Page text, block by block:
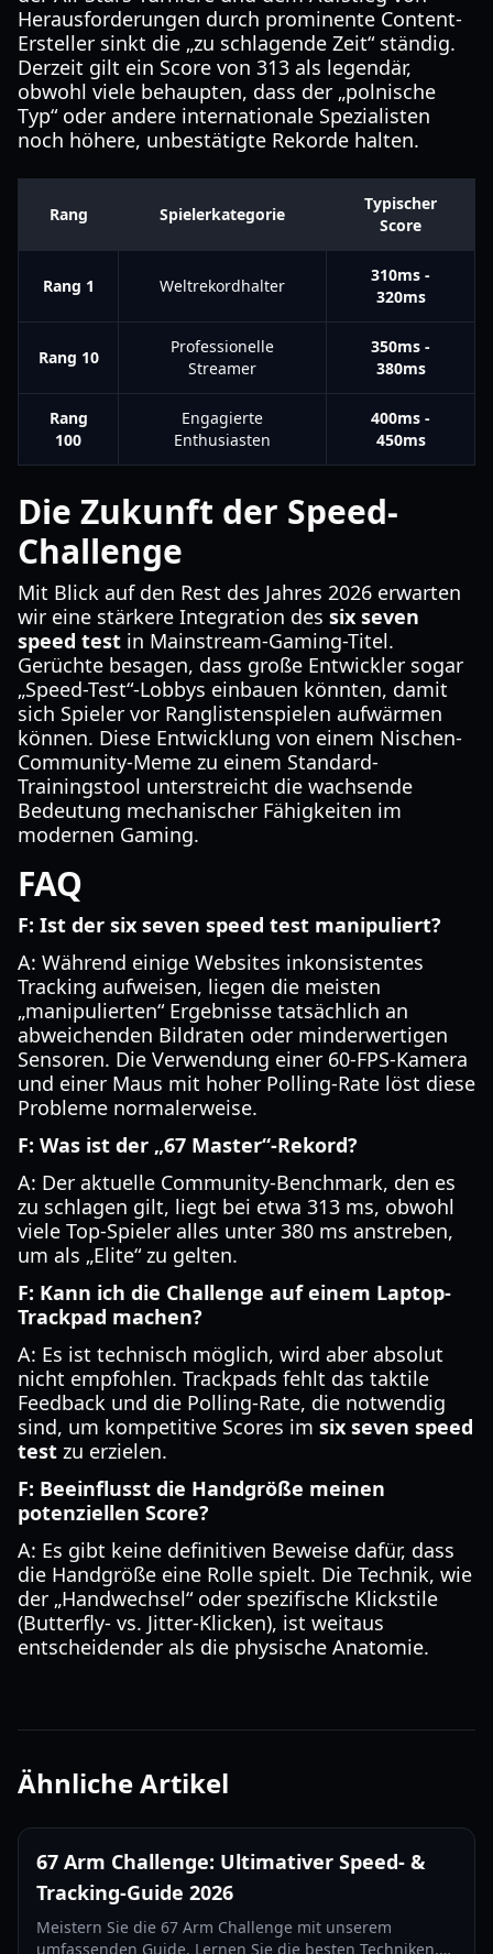
Herausforderungen durch prominente Content-
Ersteller sinkt die „zu schlagende Zeit“ ständig.
Derzeit gilt ein Score von 313 als legendär,
obwohl viele behaupten, dass der „polnische
Typ“ oder andere internationale Spezialisten
noch höhere, unbestätigte Rekorde halten.
Rang Spielerkategorie
Typischer
Score
Rang 1 Weltrekordhalter
310ms -
320ms
Rang 10
Professionelle
Streamer
350ms -
380ms
Rang
100
Engagierte
Enthusiasten
400ms -
450ms
Die Zukunft der Speed-
Challenge
Mit Blick auf den Rest des Jahres 2026 erwarten
wir eine stärkere Integration des six seven
speed test in Mainstream-Gaming-Titel.
Gerüchte besagen, dass große Entwickler sogar
„Speed-Test“-Lobbys einbauen könnten, damit
sich Spieler vor Ranglistenspielen aufwärmen
können. Diese Entwicklung von einem Nischen-
Community-Meme zu einem Standard-
Trainingstool unterstreicht die wachsende
Bedeutung mechanischer Fähigkeiten im
modernen Gaming.
FAQ
F: Ist der six seven speed test manipuliert?
A: Während einige Websites inkonsistentes
Tracking aufweisen, liegen die meisten
„manipulierten“ Ergebnisse tatsächlich an
abweichenden Bildraten oder minderwertigen
Sensoren. Die Verwendung einer 60-FPS-Kamera
und einer Maus mit hoher Polling-Rate löst diese
Probleme normalerweise.
F: Was ist der „67 Master“-Rekord?
A: Der aktuelle Community-Benchmark, den es
zu schlagen gilt, liegt bei etwa 313 ms, obwohl
viele Top-Spieler alles unter 380 ms anstreben,
um als „Elite“ zu gelten.
F: Kann ich die Challenge auf einem Laptop-
Trackpad machen?
A: Es ist technisch möglich, wird aber absolut
nicht empfohlen. Trackpads fehlt das taktile
Feedback und die Polling-Rate, die notwendig
sind, um kompetitive Scores im six seven speed
test zu erzielen.
F: Beeinflusst die Handgröße meinen
potenziellen Score?
A: Es gibt keine definitiven Beweise dafür, dass
die Handgröße eine Rolle spielt. Die Technik, wie
der „Handwechsel“ oder spezifische Klickstile
(Butterfly- vs. Jitter-Klicken), ist weitaus
entscheidender als die physische Anatomie.
Ähnliche Artikel
67 Arm Challenge: Ultimativer Speed- &
Tracking-Guide 2026
Meistern Sie die 67 Arm Challenge mit unserem
umfassenden Guide. Lernen Sie die besten Techniken,